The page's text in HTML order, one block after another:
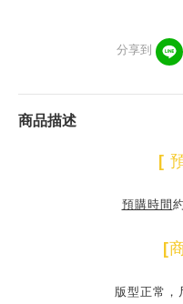
分享到
商品描述
[
預購時間
[
版型正常，